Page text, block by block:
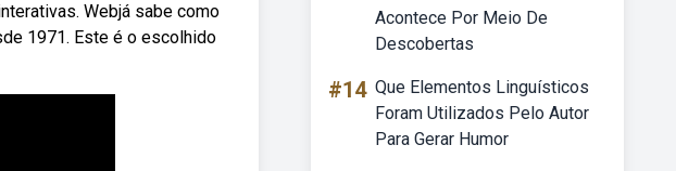
Webjá sabe como
1971. Este é o escolhido
Acontece Por Meio De
Descobertas
#14 Que Elementos Linguísticos
Foram Utilizados Pelo Autor
Para Gerar Humor